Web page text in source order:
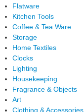
Flatware
Kitchen Tools
Coffee & Tea Ware
Storage
Home Textiles
Clocks
Lighting
Housekeeping
Fragrance & Objects
Art
Clothing & Accessories